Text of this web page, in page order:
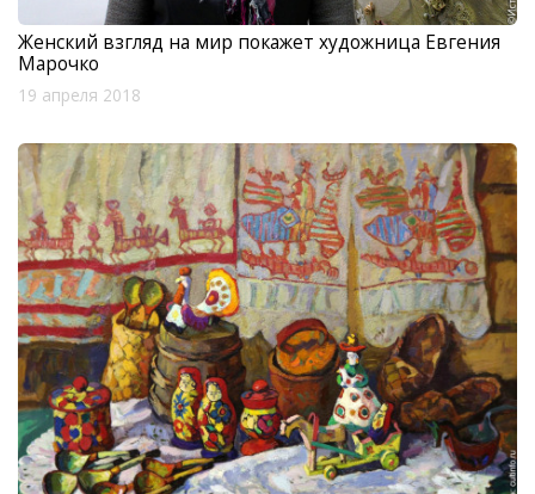
Женский взгляд на мир покажет художница Евгения
Марочко
19 апреля 2018